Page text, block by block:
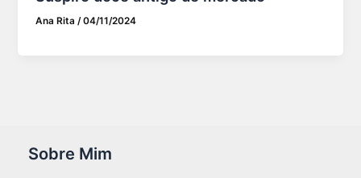
Ana Rita/04/11/2024
Sobre Mim